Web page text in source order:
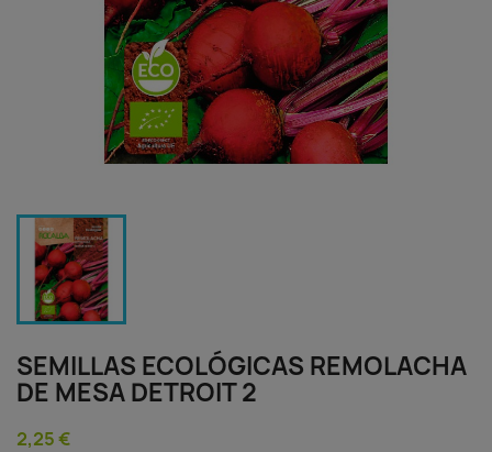
SEMILLAS ECOLÓGICAS REMOLACHA
DE MESA DETROIT 2
2,25 €